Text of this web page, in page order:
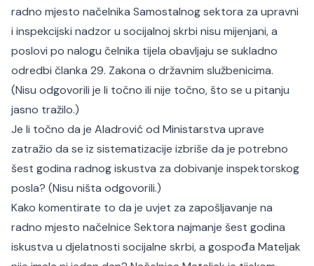
radno mjesto načelnika Samostalnog sektora za upravni
i inspekcijski nadzor u socijalnoj skrbi nisu mijenjani, a
poslovi po nalogu čelnika tijela obavljaju se sukladno
odredbi članka 29. Zakona o državnim službenicima.
(Nisu odgovorili je li točno ili nije točno, što se u pitanju
jasno tražilo.)
Je li točno da je Aladrović od Ministarstva uprave
zatražio da se iz sistematizacije izbriše da je potrebno
šest godina radnog iskustva za dobivanje inspektorskog
posla? (Nisu ništa odgovorili.)
Kako komentirate to da je uvjet za zapošljavanje na
radno mjesto načelnice Sektora najmanje šest godina
iskustva u djelatnosti socijalne skrbi, a gospođa Mateljak